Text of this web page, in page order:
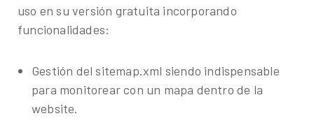
uso en su versión gratuita incorporando
funcionalidades:
Gestión del sitemap.xml siendo indispensable
para monitorear con un mapa dentro de la
website.